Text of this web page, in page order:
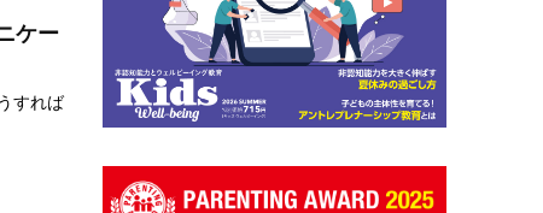
ケー
すれば